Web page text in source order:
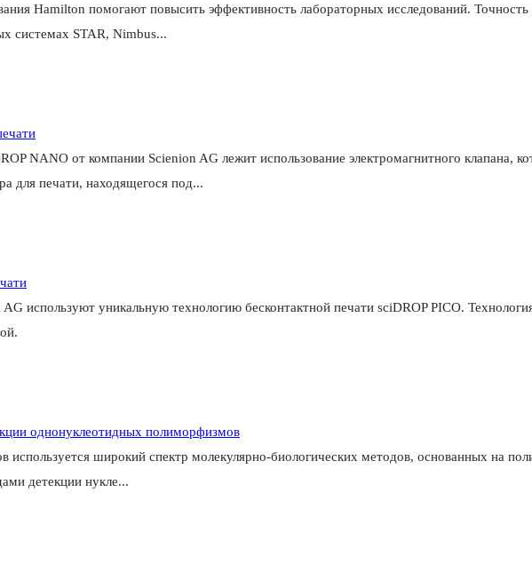
Hamilton помогают повысить эффективность лабораторных исследований.
системах STAR, Nimbus...
NANO от компании Scienion AG лежит использование электромагнитного клапана,
для печати, находящегося под...
используют уникальную технологию бесконтактной печати sciDROP PICO.
однонуклеотидных полиморфизмов
широкий спектр молекулярно-биологических методов, основанных на
детекции нукле...